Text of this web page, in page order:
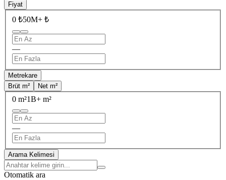
Fiyat
0 ₺50M+ ₺
—
Metrekare
Brüt m²
Net m²
0 m²1B+ m²
—
Arama Kelimesi
Otomatik ara